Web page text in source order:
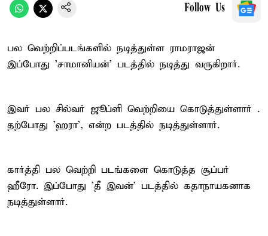
Follow Us
பல வெற்றிப்படங்களில் நடித்துள்ள ராமராஜன்
இப்போது 'சாமானியன்' படத்தில் நடித்து வருகிறார்.
இவர் பல சில்வர் ஜூப்ளி வெற்றியை கொடுத்துள்ளார் .
தற்போது 'ஹரா', என்ற படத்தில் நடித்துள்ளார்.
கார்த்தி பல வெற்றி படங்களை கொடுத்த சூப்பர்
ஹீரோ. இப்போது 'தீ இவன்' படத்தில் கதாநாயகனாக
நடித்துள்ளார்.